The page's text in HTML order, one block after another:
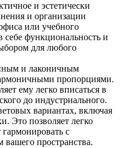
и эстетически
и организации
или учебного
себе функциональность и
для любого
и лаконичным
пропорциями.
ему легко вписаться в
до индустриального.
вариантах, включая
Это позволяет легко
гармонировать с
пространства.